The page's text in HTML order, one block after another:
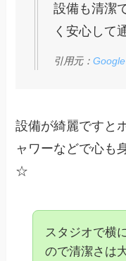
設備も清潔
く安心して
引用元：
設備が綺麗ですと
ャワーなどで心も
☆
スタジオで横
ので清潔さは